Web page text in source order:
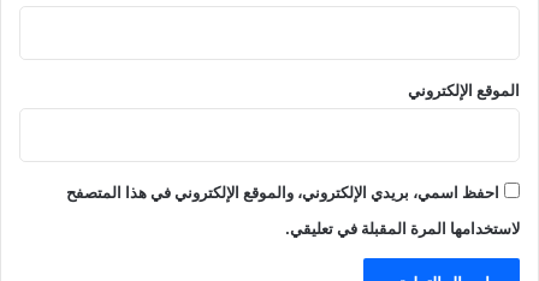
الموقع الإلكتروني
احفظ اسمي، بريدي الإلكتروني، والموقع الإلكتروني في هذا المتصفح
لاستخدامها المرة المقبلة في تعليقي.